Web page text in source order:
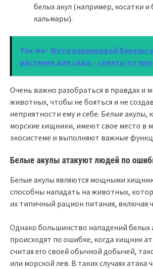
белых акул (например, косатки
кальмары).
Так же: Фото карликовой березы:
растение для сада – советы от
Очень важно разобраться в правдах и
животных, чтобы не бояться и не
неприятности ему и себе. Белые акулы,
морские хищники, имеют свое место в
экосистеме и выполняют важные
Белые акулы атакуют людей по
Белые акулы являются мощными
способны нападать на животных,
их типичный рацион питания, включая
Однако большинство нападений белых
происходят по ошибке, когда хищник
считая его своей обычной добычей,
или морской лев. В таких случаях атака